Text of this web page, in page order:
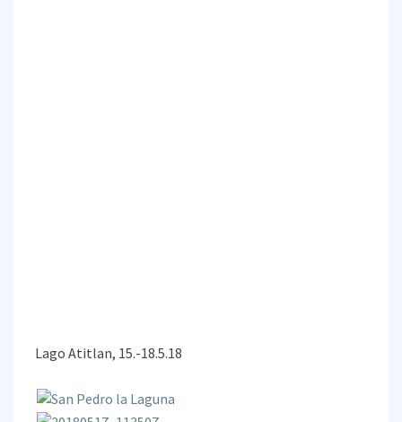
Lago Atitlan, 15.-18.5.18